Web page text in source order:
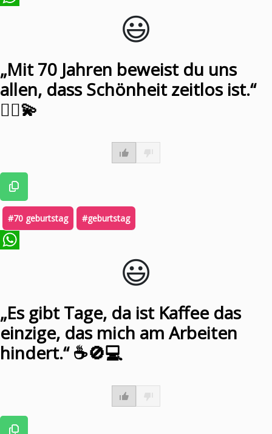
😃️
„Mit 70 Jahren beweist du uns
allen, dass Schönheit zeitlos ist.“
💁‍♀️💫
#70 geburtstag #geburtstag
😃️
„Es gibt Tage, da ist Kaffee das
einzige, das mich am Arbeiten
hindert.“ ☕️🚫💻